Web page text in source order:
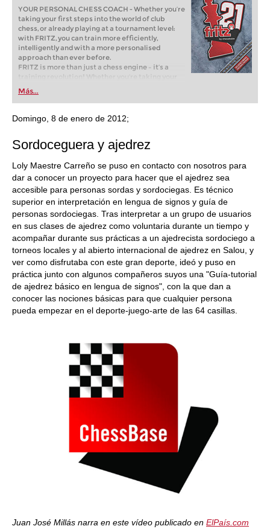
YOUR PERSONAL CHESS COACH - Whether you’re
taking your first steps into the world of club
chess, or already playing at a tournament level:
with FRITZ, you can train more efficiently,
intelligently and with a more personalised
approach than ever before.
FRITZ is more than just a chess engine – it’s a
training revolution! Whether you’re taking your
first steps into the world of club chess, or already
playing at a tournament level: with FRITZ, you can
train more efficiently, intelligently and with a
more personalised approach than ever before.
Más...
Domingo, 8 de enero de 2012;
Sordoceguera y ajedrez
Loly Maestre Carreño se puso en contacto con nosotros para
dar a conocer un proyecto para hacer que el ajedrez sea
accesible para personas sordas y sordociegas. Es técnico
superior en interpretación en lengua de signos y guía de
personas sordociegas. Tras interpretar a un grupo de usuarios
en sus clases de ajedrez como voluntaria durante un tiempo y
acompañar durante sus prácticas a un ajedrecista sordociego a
torneos locales y al abierto internacional de ajedrez en Salou, y
ver como disfrutaba con este gran deporte, ideó y puso en
práctica junto con algunos compañeros suyos una "Guía-tutorial
de ajedrez básico en lengua de signos", con la que dan a
conocer las nociones básicas para que cualquier persona
pueda empezar en el deporte-juego-arte de las 64 casillas.
Juan José Millás narra en este vídeo publicado en ElPaís.com